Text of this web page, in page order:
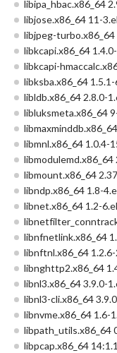
libipa_hbac.x86_64
libjose.x86_64 11-
libjpeg-turbo.x86_64
libkcapi.x86_64
libkcapi-
libksba.x86_64 1.5.1-
libldb.x86_64 2.8.0-
libluksmeta.x86_64
libmnl.x86_64 1.0.4-
libmodulemd.x86_64
libmount.x86_64
libndp.x86_64 1.8-
libnet.x86_64 1.2-
libnfnetlink.x86_64
libnftnl.x86_64 1.2.6-
libnghttp2.x86_64
libnl3.x86_64 3.9.0-
libnl3-cli.x86_64
libnvme.x86_64 1.6-
libpath_utils.x86_64
libpcap.x86_64